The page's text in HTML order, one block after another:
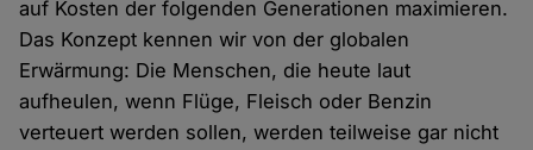
auf Kosten der folgenden Generationen maximieren.
Das Konzept kennen wir von der globalen
Erwärmung: Die Menschen, die heute laut
aufheulen, wenn Flüge, Fleisch oder Benzin
verteuert werden sollen, werden teilweise gar nicht